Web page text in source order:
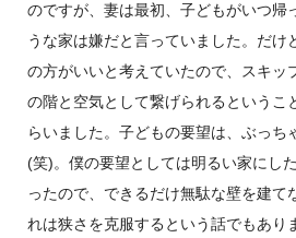
のですが、妻は最初、子どもがいつ帰
うな家は嫌だと言っていました。だけ
の方がいいと考えていたので、スキッ
の階と空気として繋げられるというこ
らいました。子どもの要望は、ぶっち
(笑)。僕の要望としては明るい家にし
ったので、できるだけ無駄な壁を建て
れは狭さを克服するという話でもあり